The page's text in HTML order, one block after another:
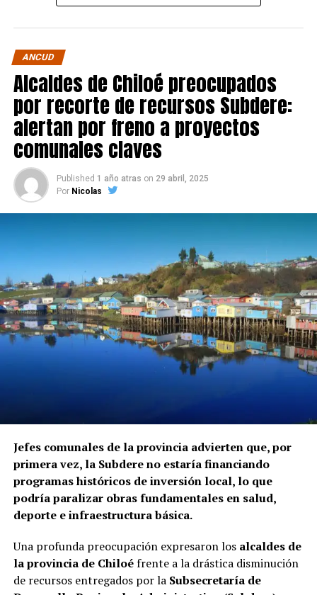
ANCUD
Alcaldes de Chiloé preocupados
por recorte de recursos Subdere:
alertan por freno a proyectos
comunales claves
Published 1 año atras on 29 abril, 2025
Por Nicolas
Jefes comunales de la provincia advierten que, por
primera vez, la Subdere no estaría financiando
programas históricos de inversión local, lo que
podría paralizar obras fundamentales en salud,
deporte e infraestructura básica.
Una profunda preocupación expresaron los alcaldes de
la provincia de Chiloéfrente a la drástica disminución
de recursos entregados por la Subsecretaría de